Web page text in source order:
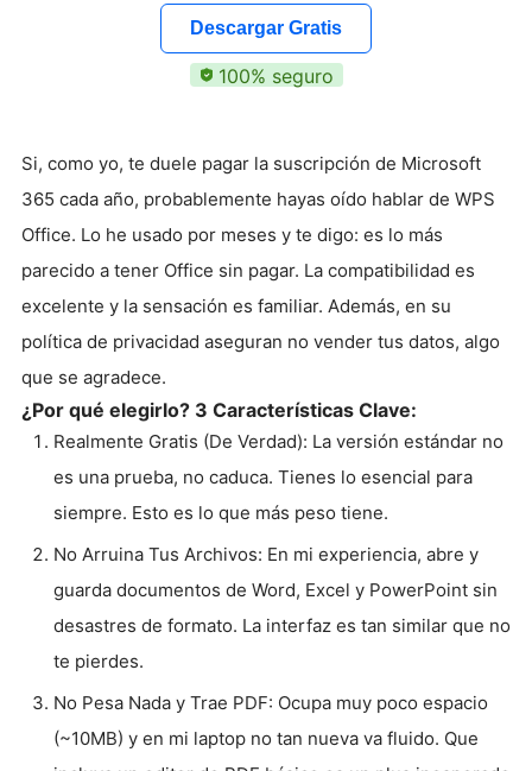
Descargar Gratis
100% seguro
Si, como yo, te duele pagar la suscripción de Microsoft
365 cada año, probablemente hayas oído hablar de WPS
Office. Lo he usado por meses y te digo: es lo más
parecido a tener Office sin pagar. La compatibilidad es
excelente y la sensación es familiar. Además, en su
política de privacidad aseguran no vender tus datos, algo
que se agradece.
¿Por qué elegirlo? 3 Características Clave:
Realmente Gratis (De Verdad): La versión estándar no
es una prueba, no caduca. Tienes lo esencial para
siempre. Esto es lo que más peso tiene.
No Arruina Tus Archivos: En mi experiencia, abre y
guarda documentos de Word, Excel y PowerPoint sin
desastres de formato. La interfaz es tan similar que no
te pierdes.
No Pesa Nada y Trae PDF: Ocupa muy poco espacio
(~10MB) y en mi laptop no tan nueva va fluido. Que